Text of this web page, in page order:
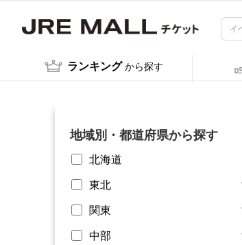
ランキング から探す
地域別・都道府県から探す
北海道
東北
関東
中部